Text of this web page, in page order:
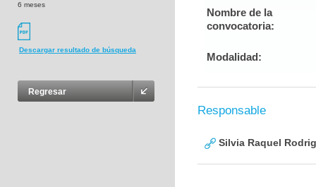
6 meses
Descargar resultado de búsqueda
Regresar
Nombre de la
convocatoria:
Modalidad:
Responsable
Silvia Raquel